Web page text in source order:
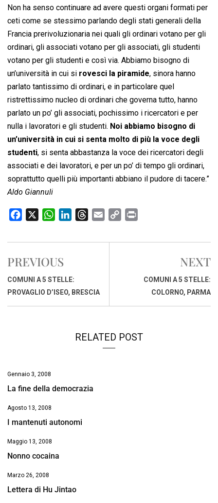
Non ha senso continuare ad avere questi organi formati per
ceti come se stessimo parlando degli stati generali della
Francia prerivoluzionaria nei quali gli ordinari votano per gli
ordinari, gli associati votano per gli associati, gli studenti
votano per gli studenti e così via. Abbiamo bisogno di
un’università in cui si rovesci la piramide, sinora hanno
parlato tantissimo di ordinari, e in particolare quel
ristrettissimo nucleo di ordinari che governa tutto, hanno
parlato un po’ gli associati, pochissimo i ricercatori e per
nulla i lavoratori e gli studenti. Noi abbiamo bisogno di
un’università in cui si senta molto di più la voce degli
studenti, si senta abbastanza la voce dei ricercatori degli
associati e dei lavoratori, e per un po’ di tempo gli ordinari,
soprattutto quelli più importanti abbiano il pudore di tacere.”
Aldo Giannuli
c
b
o
o
W
a
s
A
p
n
d
I
r
s
a
p
i
PREVIOUS
COMUNI A 5 STELLE:
PROVAGLIO D’ISEO, BRESCIA
NEXT
COMUNI A 5 STELLE:
COLORNO, PARMA
RELATED POST
Gennaio 3, 2008
La fine della democrazia
Agosto 13, 2008
I mantenuti autonomi
Maggio 13, 2008
Nonno cocaina
Marzo 26, 2008
Lettera di Hu Jintao